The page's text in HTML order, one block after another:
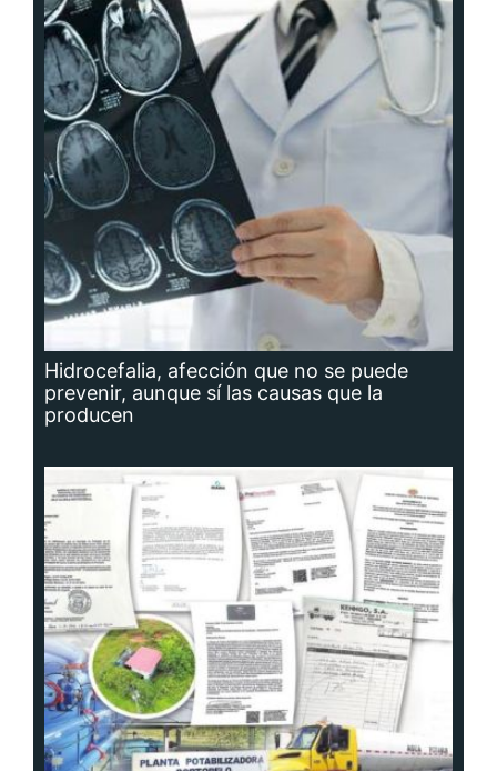
Hidrocefalia, afección que no se puede
prevenir, aunque sí las causas que la
producen